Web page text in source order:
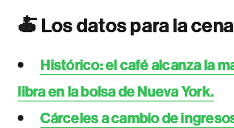
🍝 Los datos para la
Histórico: el café alcanza la
libra en la bolsa de Nueva York.
Cárceles a cambio de